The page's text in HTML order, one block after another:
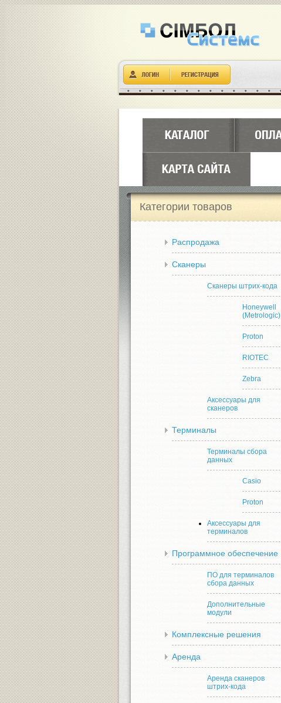
Категории товаров
Распродажа
Сканеры
Сканеры штрих-кода
Honeywell
(Metrologic)
Proton
RIOTEC
Zebra
Аксессуары для
сканеров
Терминалы
Терминалы сбора
данных
Casio
Proton
Аксессуары для
терминалов
Программное обеспечение
ПО для терминалов
сбора данных
Дополнительные
модули
Комплексные решения
Аренда
Аренда сканеров
штрих-кода